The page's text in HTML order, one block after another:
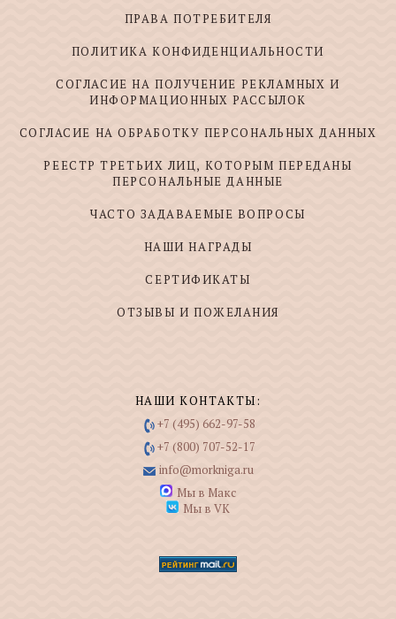
ПРАВА ПОТРЕБИТЕЛЯ
ПОЛИТИКА КОНФИДЕНЦИАЛЬНОСТИ
СОГЛАСИЕ НА ПОЛУЧЕНИЕ РЕКЛАМНЫХ И
ИНФОРМАЦИОННЫХ РАССЫЛОК
СОГЛАСИЕ НА ОБРАБОТКУ ПЕРСОНАЛЬНЫХ ДАННЫХ
РЕЕСТР ТРЕТЬИХ ЛИЦ, КОТОРЫМ ПЕРЕДАНЫ
ПЕРСОНАЛЬНЫЕ ДАННЫЕ
ЧАСТО ЗАДАВАЕМЫЕ ВОПРОСЫ
НАШИ НАГРАДЫ
СЕРТИФИКАТЫ
ОТЗЫВЫ И ПОЖЕЛАНИЯ
НАШИ КОНТАКТЫ:
+7 (495) 662-97-58
+7 (800) 707-52-17
info@morkniga.ru
Мы в Макс
Мы в VK